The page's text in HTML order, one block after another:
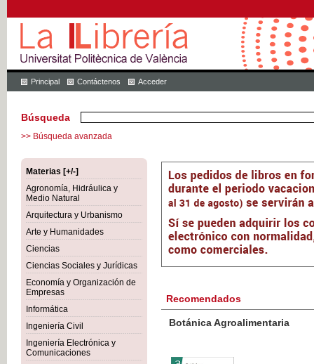
Principal Contáctenos Acceder
Búsqueda
>> Búsqueda avanzada
Materias [+/-]
Agronomía, Hidráulica y
Medio Natural
Arquitectura y Urbanismo
Arte y Humanidades
Ciencias
Ciencias Sociales y Jurídicas
Economía y Organización de
Empresas
Informática
Ingeniería Civil
Ingeniería Electrónica y
Comunicaciones
Recomendados
Botánica Agroalimentaria